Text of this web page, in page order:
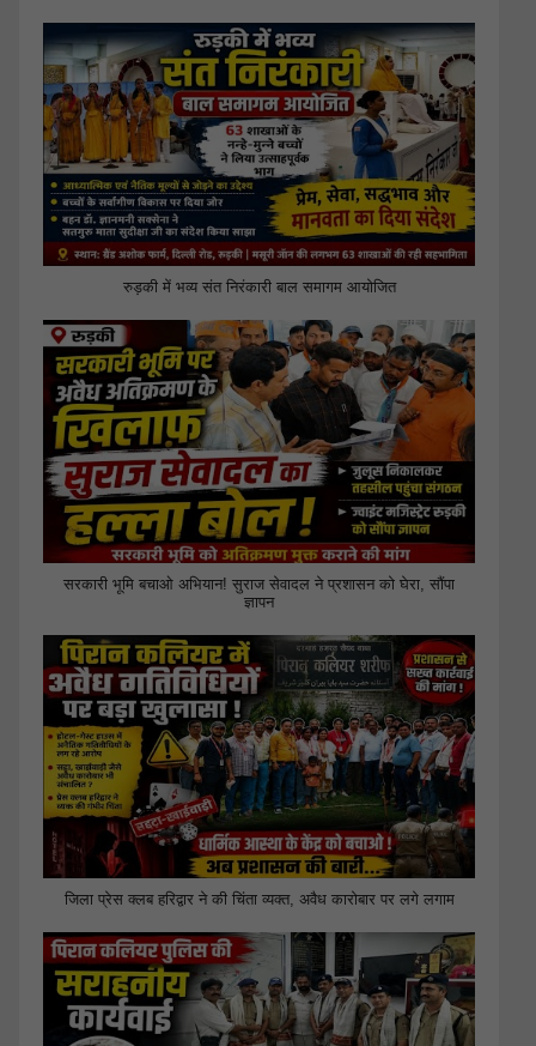
रुड़की में भव्य संत निरंकारी बाल समागम आयोजित
सरकारी भूमि बचाओ अभियान! सुराज सेवादल ने प्रशासन को घेरा, सौंपा
ज्ञापन
जिला प्रेस क्लब हरिद्वार ने की चिंता व्यक्त, अवैध कारोबार पर लगे लगाम